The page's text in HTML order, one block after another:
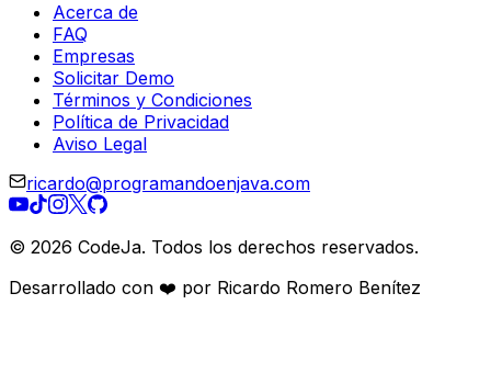
Acerca de
FAQ
Empresas
Solicitar Demo
Términos y Condiciones
Política de Privacidad
Aviso Legal
ricardo@programandoenjava.com
© 2026 CodeJa. Todos los derechos reservados.
Desarrollado con ❤️ por Ricardo Romero Benítez